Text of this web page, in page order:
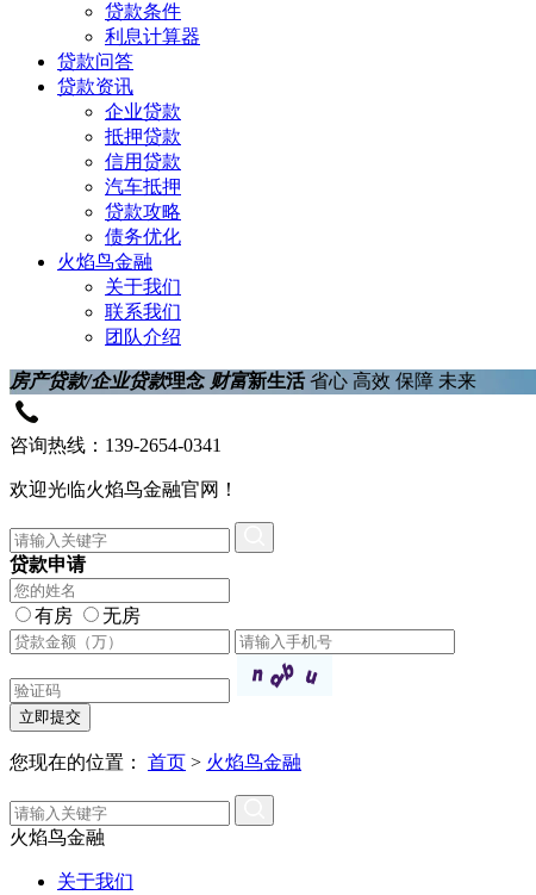
贷款条件
利息计算器
贷款问答
贷款资讯
企业贷款
抵押贷款
信用贷款
汽车抵押
贷款攻略
债务优化
火焰鸟金融
关于我们
联系我们
团队介绍
房产贷款/企业贷款理念 财富新生活 省心 高效 保障 未来
咨询热线：139-2654-0341
欢迎光临火焰鸟金融官网！
贷款申请
有房 无房
立即提交
您现在的位置： 首页 > 火焰鸟金融
火焰鸟金融
关于我们